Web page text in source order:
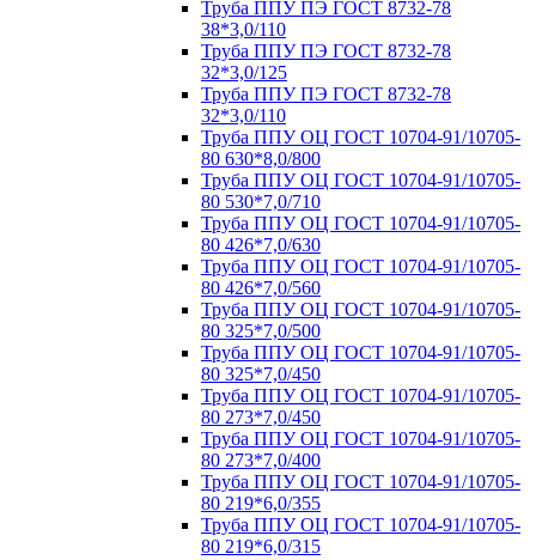
Труба ППУ ПЭ ГОСТ 8732-78
38*3,0/110
Труба ППУ ПЭ ГОСТ 8732-78
32*3,0/125
Труба ППУ ПЭ ГОСТ 8732-78
32*3,0/110
Труба ППУ ОЦ ГОСТ 10704-91/10705-
80 630*8,0/800
Труба ППУ ОЦ ГОСТ 10704-91/10705-
80 530*7,0/710
Труба ППУ ОЦ ГОСТ 10704-91/10705-
80 426*7,0/630
Труба ППУ ОЦ ГОСТ 10704-91/10705-
80 426*7,0/560
Труба ППУ ОЦ ГОСТ 10704-91/10705-
80 325*7,0/500
Труба ППУ ОЦ ГОСТ 10704-91/10705-
80 325*7,0/450
Труба ППУ ОЦ ГОСТ 10704-91/10705-
80 273*7,0/450
Труба ППУ ОЦ ГОСТ 10704-91/10705-
80 273*7,0/400
Труба ППУ ОЦ ГОСТ 10704-91/10705-
80 219*6,0/355
Труба ППУ ОЦ ГОСТ 10704-91/10705-
80 219*6,0/315